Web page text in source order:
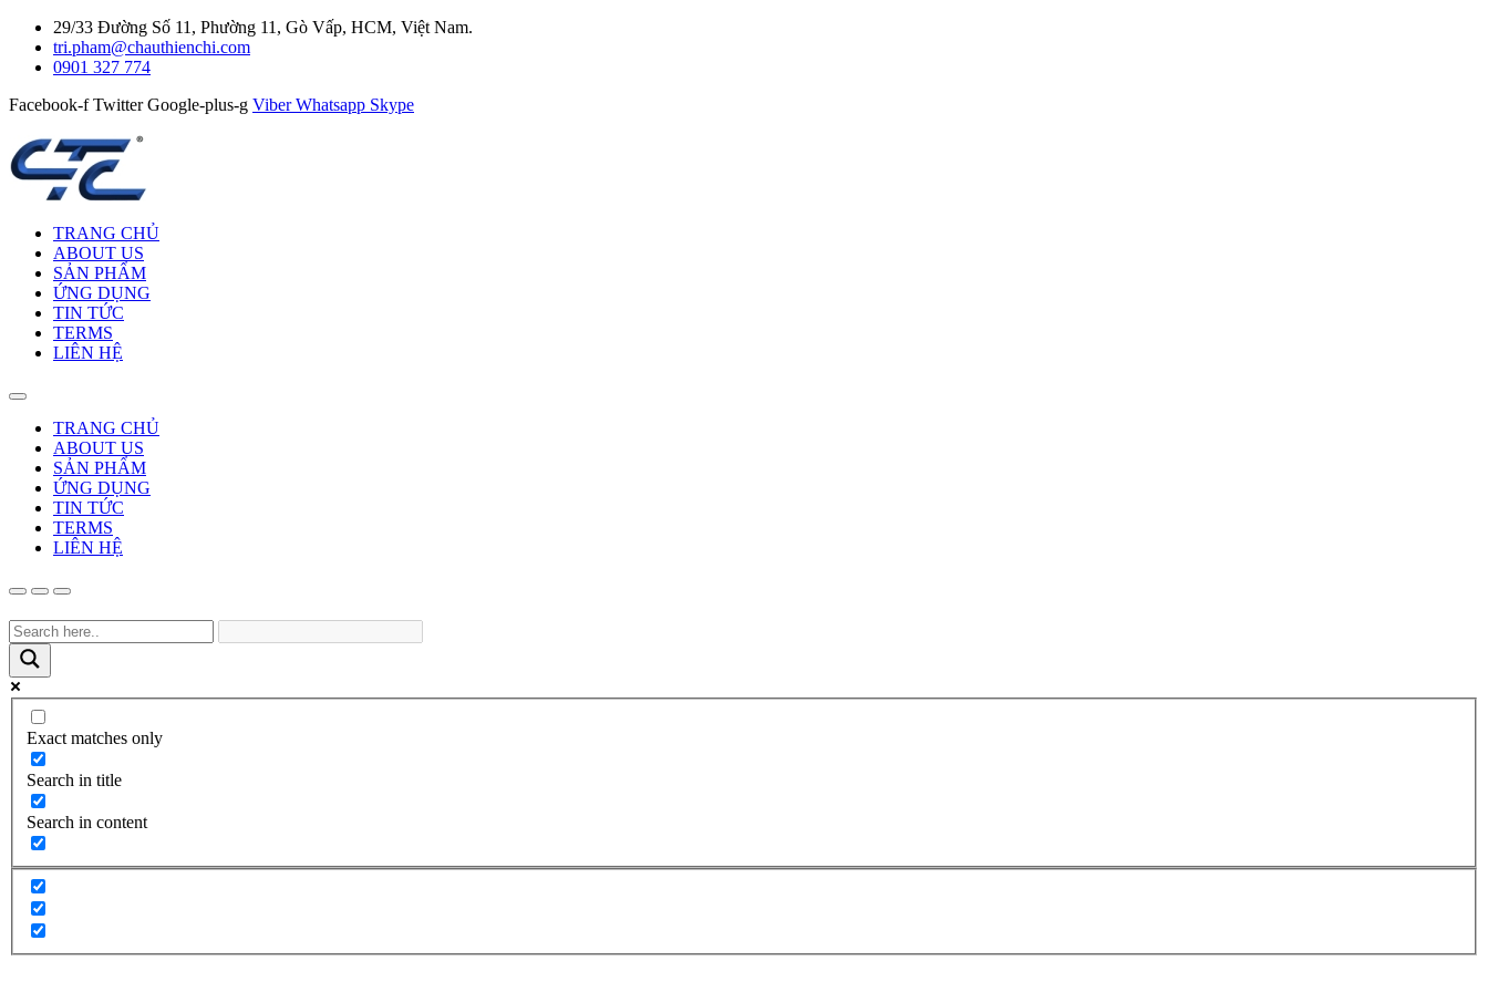
29/33 Đường Số 11, Phường 11, Gò Vấp, HCM, Việt Nam.
tri.pham@chauthienchi.com
0901 327 774
Facebook-f Twitter Google-plus-g Viber Whatsapp Skype
TRANG CHỦ
ABOUT US
SẢN PHẨM
ỨNG DỤNG
TIN TỨC
TERMS
LIÊN HỆ
TRANG CHỦ
ABOUT US
SẢN PHẨM
ỨNG DỤNG
TIN TỨC
TERMS
LIÊN HỆ
Exact matches only
Search in title
Search in content